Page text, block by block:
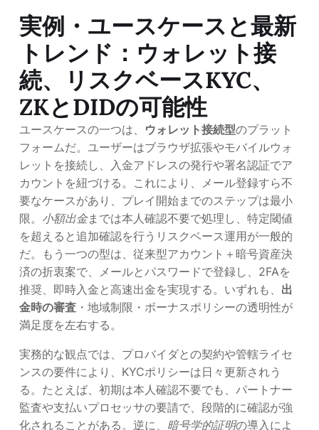
実例・ユースケースと最新
トレンド：ウォレット接
続、リスクベースKYC、
ZKとDIDの可能性
ユースケースの一つは、 ウォレット接続型のプラット
フォームだ。ユーザーはブラウザ拡張やモバイルウォ
レットを接続し、入金アドレスの発行や署名認証でア
カウントを紐づける。これにより、メール登録すら不
要なケースがあり、プレイ開始までのステップは最小
限。 小額出金までは本人確認不要で処理し、特定閾値
を超えると追加確認を行うリスクベース運用が一般的
だ。もう一つの型は、従来型アカウント＋暗号資産決
済の折衷案で、メールとパスワードで登録し、2FAを
推奨、即時入金と高速出金を実現する。いずれも、 出
金時の審査 ・地域制限・ボーナスポリシーの透明性が
満足度を左右する。
実務的な観点では、プロバイダとの契約や管轄ライセ
ンスの要件により、KYCポリシーは日々更新されう
る。たとえば、初期は本人確認不要でも、パートナー
監査や支払いプロセッサの要請で、段階的に確認が強
化されることがある。逆に、 暗号学的証明の導入によ